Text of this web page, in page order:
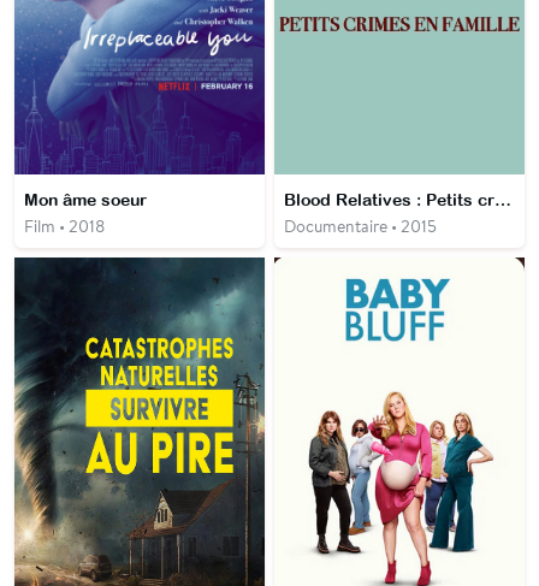
Mon âme soeur
Film • 2018
Blood Relatives : Petits crimes en famille
Documentaire • 2015